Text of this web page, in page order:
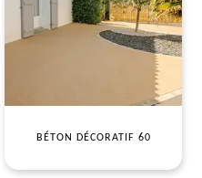
BÉTON DÉCORATIF 60